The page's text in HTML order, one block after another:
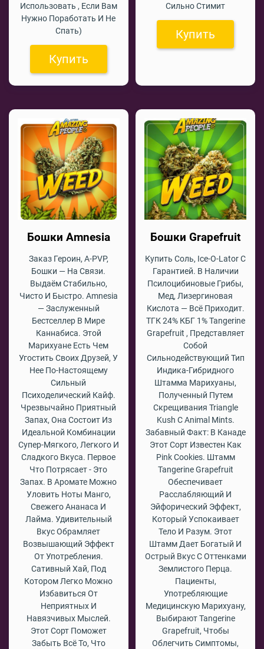
Использовать , Если Вам
Нужно Поработать И Не
Спать)
Купить
Сильно Стимит
Купить
Бошки Amnesia
Заказ Героин, A-PVP,
Бошки — На Связи.
Выдаём Стабильно,
Чисто И Быстро. Amnesia
— Заслуженный
Бестселлер В Мире
Каннабиса. Этой
Марихуане Есть Чем
Угостить Своих Друзей, У
Нее По-Настоящему
Сильный
Психоделический Кайф.
Чрезвычайно Приятный
Запах, Она Состоит Из
Идеальной Комбинации
Супер-Мягкого, Легкого И
Сладкого Вкуса. Первое
Что Потрясает - Это
Запах. В Аромате Можно
Уловить Ноты Манго,
Свежего Ананаса И
Лайма. Удивительный
Вкус Обрамляет
Возвышающий Эффект
От Употребления.
Сативный Хай, Под
Котором Легко Можно
Избавиться От
Неприятных И
Навязчивых Мыслей.
Этот Сорт Поможет
Забыть Всё То, Что
Бошки Grapefruit
Купить Соль, Ice-O-Lator С
Гарантией. В Наличии
Псилоцибиновые Грибы,
Мед, Лизергиновая
Кислота — Всё Приходит.
ТГК 24% КБГ 1% Tangerine
Grapefruit , Представляет
Собой
Сильнодействующий Тип
Индика-Гибридного
Штамма Марихуаны,
Полученный Путем
Скрещивания Triangle
Kush С Animal Mints.
Забавный Факт: В Канаде
Этот Сорт Известен Как
Pink Cookies. Штамм
Tangerine Grapefruit
Обеспечивает
Расслабляющий И
Эйфорический Эффект,
Который Успокаивает
Тело И Разум. Этот
Штамм Дает Богатый И
Острый Вкус С Оттенками
Землистого Перца.
Пациенты,
Употребляющие
Медицинскую Марихуану,
Выбирают Tangerine
Grapefruit, Чтобы
Облегчить Симптомы,